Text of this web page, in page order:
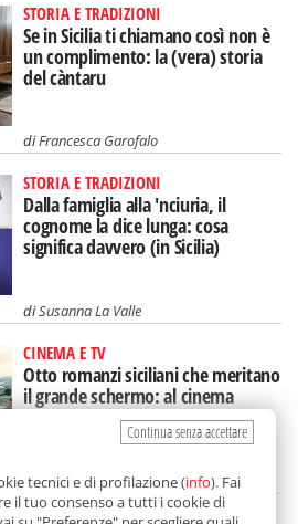
STORIA E TRADIZIONI
Se in Sicilia ti chiamano così non è
un complimento: la (vera) storia
del càntaru
diFrancesca Garofalo
STORIA E TRADIZIONI
Dalla famiglia alla 'nciuria, il
cognome la dice lunga: cosa
significa davvero (in Sicilia)
diSusanna La Valle
CINEMA E TV
Otto romanzi siciliani che meritano
il grande schermo: al cinema
un'Isola diversa
diTancredi Bua
Continua senza accettare
tecnici e di profilazione (info). Fai
il tuo consenso a tutti i cookie di